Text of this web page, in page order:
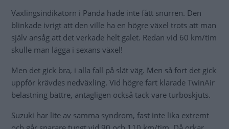
Växlingsindikatorn i Panda hade inte fått snurren. Den
blinkade ivrigt att den ville ha en högre växel trots att man
själv ansåg att det verkade helt galet. Redan vid 60 km/tim
skulle man lägga i sexans växel!
Men det gick bra, i alla fall på slät väg. Men så fort det gick
uppför krävdes nedväxling. Vid högre fart klarade TwinAir
belastning bättre, antagligen också tack vare turboskjuts.
Suzuki har lite av samma syndrom, fast inte lika extremt